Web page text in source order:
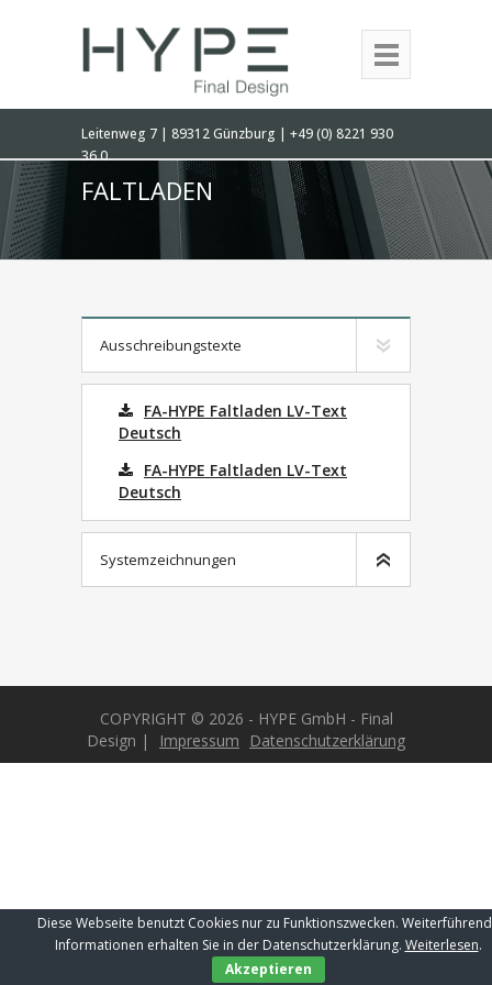
Leitenweg 7 | 89312 Günzburg | +49 (0) 8221 930
36 0
FALTLADEN
Ausschreibungstexte
FA-HYPE Faltladen LV-Text
Deutsch
FA-HYPE Faltladen LV-Text
Deutsch
Systemzeichnungen
FA-HYPE Faltladen 4-flüglig rechts
schließend
FA-HYPE Faltladen 2-flüglig rechts
schließend
FA-HYPE Faltladen Typ FA-R
COPYRIGHT © 2026 - HYPE GmbH - Final
Design |
Impressum Datenschutzerklärung
Diese Webseite benutzt Cookies nur zu Funktionszwecken.
Informationen erhalten Sie in der Datenschutzerklärung. Weiterlesen.
Akzeptieren